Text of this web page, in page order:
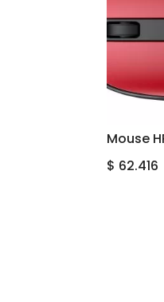
Mouse
$ 62.416